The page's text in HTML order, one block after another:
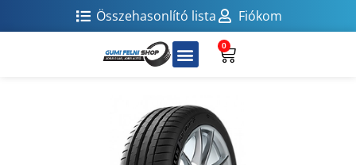
Összehasonlító lista Fiókom
0